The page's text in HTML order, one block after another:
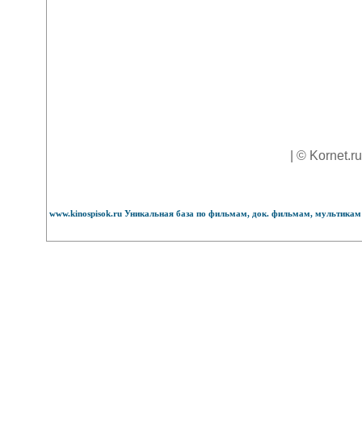
| ©
www.kinospisok.ru Уникальная база по фильмам, док. фильмам,